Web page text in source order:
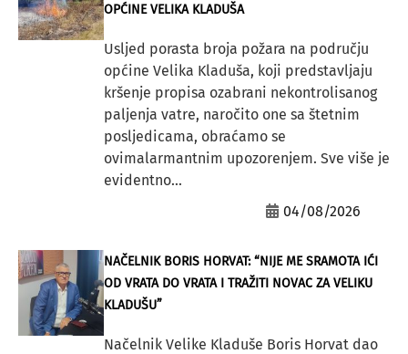
OPĆINE VELIKA KLADUŠA
Usljed porasta broja požara na području
općine Velika Kladuša, koji predstavljaju
kršenje propisa ozabrani nekontrolisanog
paljenja vatre, naročito one sa štetnim
posljedicama, obraćamo se
ovimalarmantnim upozorenjem. Sve više je
evidentno...
04/08/2026
NAČELNIK BORIS HORVAT: “NIJE ME SRAMOTA IĆI
OD VRATA DO VRATA I TRAŽITI NOVAC ZA VELIKU
KLADUŠU”
Načelnik Velike Kladuše Boris Horvat dao